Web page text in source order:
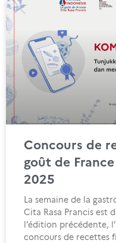
Concours de
goût de
2025
La semaine de la
Cita Rasa Prancis est
l’édition précédente,
concours de recettes